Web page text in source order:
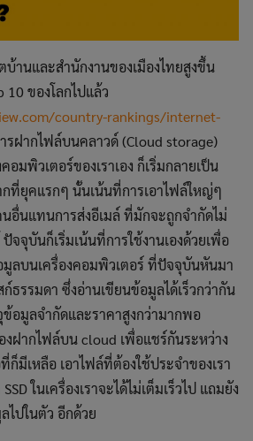
บ้านและสำนักงานของเมืองไทยสูงขึ้น
ของโลกไปแล้ว
country-rankings/internet-
รฝากไฟล์บนคลาวด์ (Cloud storage)
อมพิวเตอร์ของเราเอง ก็เริ่มกลายเป็น
กที่ยุคแรกๆ นั้นเน้นที่การเอาไฟล์ใหญ่ๆ
อื่นแทนการส่งอีเมล์ ที่มักจะถูกจำกัดไม่
จจุบันก็เริ่มเน้นที่การใช้งานเองด้วยเพื่อ
ลบนเครื่องคอมพิวเตอร์ ที่ปัจจุบันหันมา
ธรรมดา ซึ่งอ่านเขียนข้อมูลได้เร็วกว่ากัน
อมูลจำกัดและราคาสูงกว่ามากพอ
ฝากไฟล์บน cloud เพื่อแชร์กันระหว่าง
มีเหลือ เอาไฟล์ที่ต้องใช้ประจำของเรา
ในเครื่องเราจะได้ไม่เต็มเร็วไป แถมยัง
ไปในตัว อีกด้วย